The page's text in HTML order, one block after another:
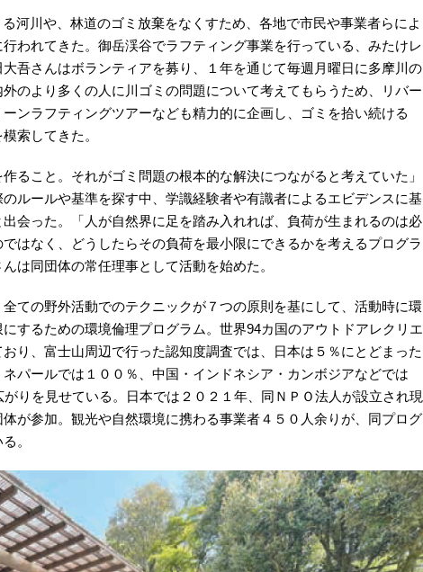
河川や、林道のゴミ放棄をなくすため、各地で市民や事業者らによ
われてきた。御岳渓谷でラフティング事業を行っている、みたけレ
吾さんはボランティアを募り、１年を通じて毎週月曜日に多摩川の
のより多くの人に川ゴミの問題について考えてもらうため、リバー
ンラフティングツアーなども精力的に企画し、ゴミを拾い続ける
索してきた。
ること。それがゴミ問題の根本的な解決につながると考えていた」
ルールや基準を探す中、学識経験者や有識者によるエビデンスに基
会った。「人が自然界に足を踏み入れれば、負荷が生まれるのは必
はなく、どうしたらその負荷を最小限にできるかを考えるプログラ
は同団体の常任理事として活動を始めた。
ての野外活動でのテクニックが７つの原則を基にして、活動時に環
するための環境倫理プログラム。世界94カ国のアウトドアレクリエ
り、富士山周辺で行った認知度調査では、日本は５％にとどまった
パールでは１００％、中国・インドネシア・カンボジアなどでは
りを見せている。日本では２０２１年、同ＮＰＯ法人が設立され現
が参加。観光や自然環境に携わる事業者４５０人余りが、同プログ
。